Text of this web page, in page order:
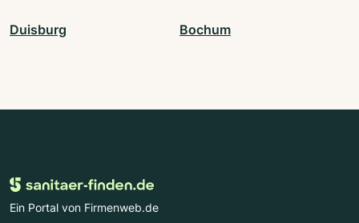
Duisburg Bochum
Ein Portal von Firmenweb.de